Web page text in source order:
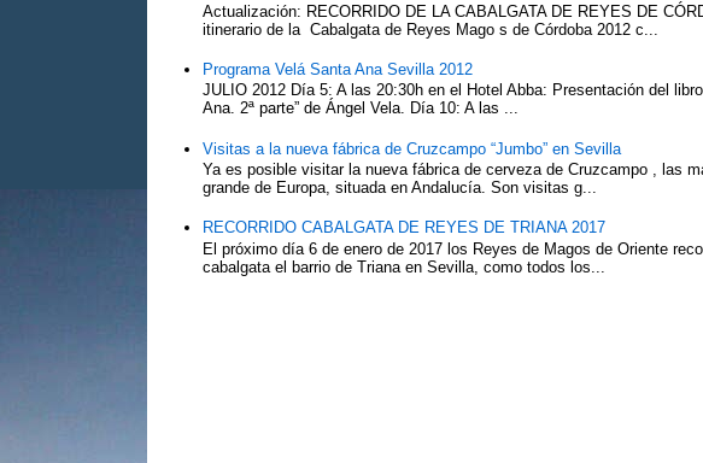
Actualización: RECORRIDO DE LA CABALGATA DE REYES DE
itinerario de la Cabalgata de Reyes Mago s de Córdoba 2012 c...
Programa Velá Santa Ana Sevilla 2012
JULIO 2012 Día 5: A las 20:30h en el Hotel Abba: Presentación del
Ana. 2ª parte” de Ángel Vela. Día 10: A las ...
Visitas a la nueva fábrica de Cruzcampo “Jumbo” en Sevilla
Ya es posible visitar la nueva fábrica de cerveza de Cruzcampo , las
grande de Europa, situada en Andalucía. Son visitas g...
RECORRIDO CABALGATA DE REYES DE TRIANA 2017
El próximo día 6 de enero de 2017 los Reyes de Magos de Oriente
cabalgata el barrio de Triana en Sevilla, como todos los...